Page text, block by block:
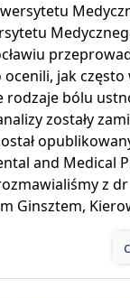
jak często
rodzaje bólu
zostały
and Medical
z
Ginsztem,